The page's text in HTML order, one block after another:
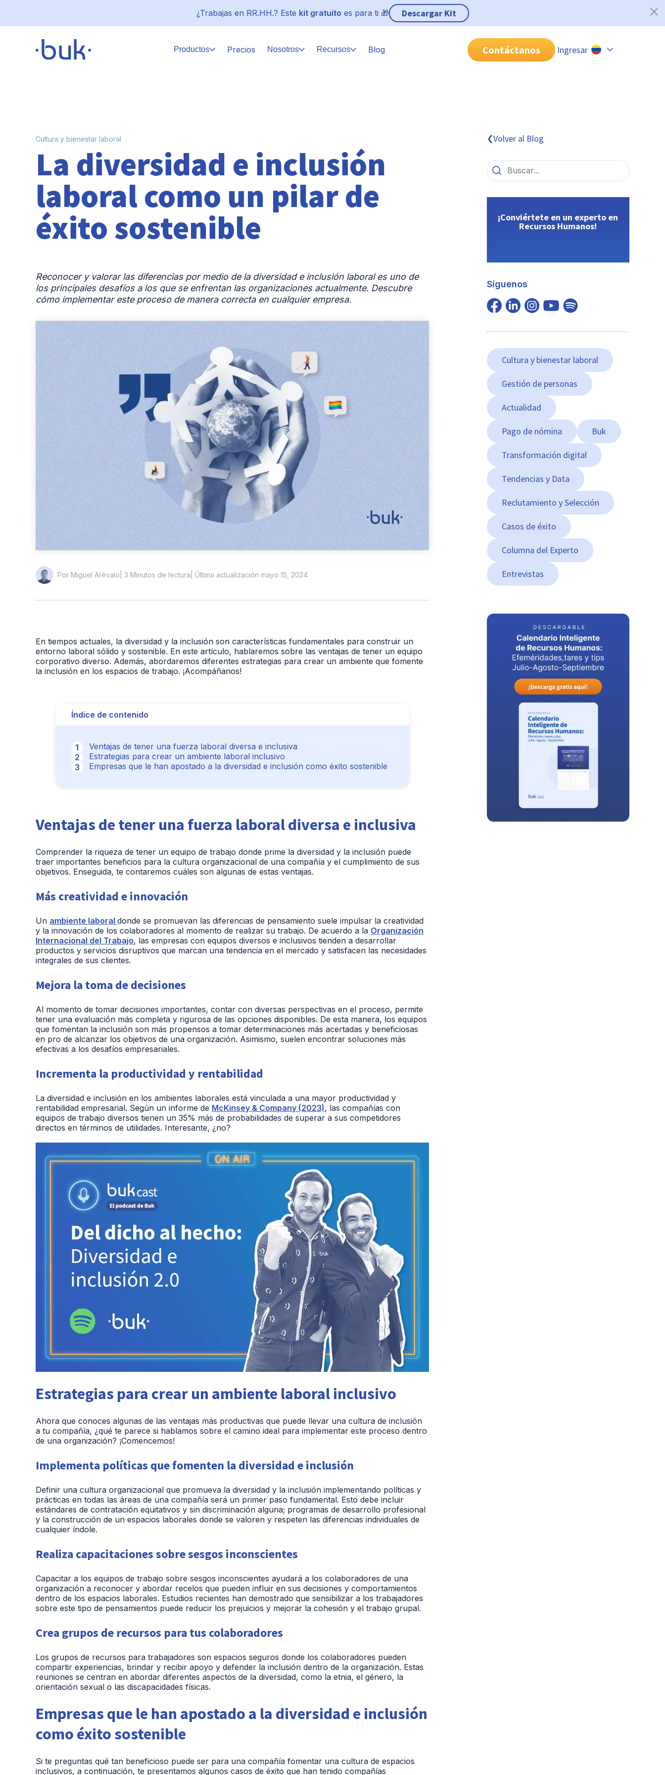
¿Trabajas en RR.HH.? Este kit gratuito es para ti 🎁 Descargar Kit
Productos Precios Nosotros Recursos Blog Contáctanos Ingresar
Cultura y bienestar laboral
La diversidad e inclusión
laboral como un pilar de
éxito sostenible
Reconocer y valorar las diferencias por medio de la diversidad e inclusión laboral es uno de
los principales desafíos a los que se enfrentan las organizaciones actualmente. Descubre
cómo implementar este proceso de manera correcta en cualquier empresa.
Por Miguel Arévalo | 3 Minutos de lectura | Última actualización mayo 15, 2024
En tiempos actuales, la diversidad y la inclusión son características fundamentales para construir un
entorno laboral sólido y sostenible. En este artículo, hablaremos sobre las ventajas de tener un equipo
corporativo diverso. Además, abordaremos diferentes estrategias para crear un ambiente que fomente
la inclusión en los espacios de trabajo. ¡Acompáñanos!
Índice de contenido
Ventajas de tener una fuerza laboral diversa e inclusiva
Estrategias para crear un ambiente laboral inclusivo
Empresas que le han apostado a la diversidad e inclusión como éxito sostenible
Ventajas de tener una fuerza laboral diversa e inclusiva
Comprender la riqueza de tener un equipo de trabajo donde prime la diversidad y la inclusión puede
traer importantes beneficios para la cultura organizacional de una compañía y el cumplimiento de sus
objetivos. Enseguida, te contaremos cuáles son algunas de estas ventajas.
Más creatividad e innovación
Un ambiente laboral donde se promuevan las diferencias de pensamiento suele impulsar la creatividad
y la innovación de los colaboradores al momento de realizar su trabajo. De acuerdo a la Organización
Internacional del Trabajo, las empresas con equipos diversos e inclusivos tienden a desarrollar
productos y servicios disruptivos que marcan una tendencia en el mercado y satisfacen las necesidades
integrales de sus clientes.
Mejora la toma de decisiones
Al momento de tomar decisiones importantes, contar con diversas perspectivas en el proceso, permite
tener una evaluación más completa y rigurosa de las opciones disponibles. De esta manera, los equipos
que fomentan la inclusión son más propensos a tomar determinaciones más acertadas y beneficiosas
en pro de alcanzar los objetivos de una organización. Asimismo, suelen encontrar soluciones más
efectivas a los desafíos empresariales.
Incrementa la productividad y rentabilidad
La diversidad e inclusión en los ambientes laborales está vinculada a una mayor productividad y
rentabilidad empresarial. Según un informe de McKinsey & Company (2023), las compañías con
equipos de trabajo diversos tienen un 35% más de probabilidades de superar a sus competidores
directos en términos de utilidades. Interesante, ¿no?
Estrategias para crear un ambiente laboral inclusivo
Ahora que conoces algunas de las ventajas más productivas que puede llevar una cultura de inclusión
a tu compañía, ¿qué te parece si hablamos sobre el camino ideal para implementar este proceso dentro
de una organización? ¡Comencemos!
Implementa políticas que fomenten la diversidad e inclusión
Definir una cultura organizacional que promueva la diversidad y la inclusión implementando políticas y
prácticas en todas las áreas de una compañía será un primer paso fundamental. Esto debe incluir
estándares de contratación equitativos y sin discriminación alguna; programas de desarrollo profesional
y la construcción de un espacios laborales donde se valoren y respeten las diferencias individuales de
cualquier índole.
Realiza capacitaciones sobre sesgos inconscientes
Capacitar a los equipos de trabajo sobre sesgos inconscientes ayudará a los colaboradores de una
organización a reconocer y abordar recelos que pueden influir en sus decisiones y comportamientos
dentro de los espacios laborales. Estudios recientes han demostrado que sensibilizar a los trabajadores
sobre este tipo de pensamientos puede reducir los prejuicios y mejorar la cohesión y el trabajo grupal.
Crea grupos de recursos para tus colaboradores
Los grupos de recursos para trabajadores son espacios seguros donde los colaboradores pueden
compartir experiencias, brindar y recibir apoyo y defender la inclusión dentro de la organización. Estas
reuniones se centran en abordar diferentes aspectos de la diversidad, como la etnia, el género, la
orientación sexual o las discapacidades físicas.
Empresas que le han apostado a la diversidad e inclusión
como éxito sostenible
Si te preguntas qué tan beneficioso puede ser para una compañía fomentar una cultura de espacios
inclusivos, a continuación, te presentamos algunos casos de éxito que han tenido compañías
❮Volver al Blog
¡Conviértete en un experto en
Recursos Humanos!
Síguenos
Cultura y bienestar laboral
Gestión de personas
Actualidad
Pago de nómina Buk
Transformación digital
Tendencias y Data
Reclutamiento y Selección
Casos de éxito
Columna del Experto
Entrevistas